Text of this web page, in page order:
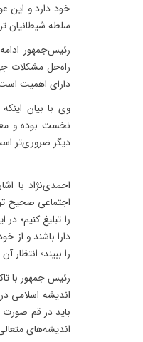
خود دارد و این
سلطه شیطانیان
رئیس‌جمهور
راه‌حل مشکلات
دارای اهمیت
وی با بیان
نخست بوده و
دیگر ضروری‌تر
احمدی‌نژاد با
اجتماعی صحیح
را تبلیغ کنیم؛
دارا باشند و
را ببیند؛
رئیس جمهور با
اندیشه اسلامی
باید در قم
اندیشه‌های